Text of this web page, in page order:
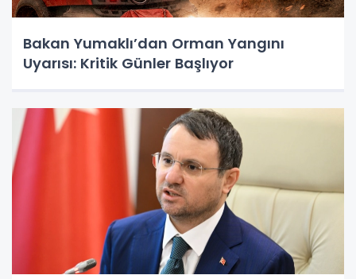
Bakan Yumaklı’dan Orman Yangını
Uyarısı: Kritik Günler Başlıyor